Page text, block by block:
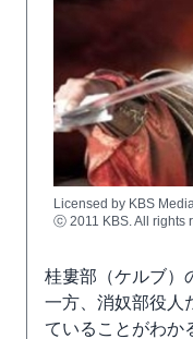
Licensed by KBS
ⓒ 2011 KBS. All rights
桂婁部（ケルブ）
一方、消奴部役人
ていることがわか